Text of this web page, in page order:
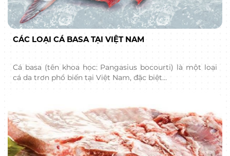
CÁC LOẠI CÁ BASA TẠI VIỆT NAM
Cá basa (tên khoa học: Pangasius bocourti) là một loại
cá da trơn phổ biến tại Việt Nam, đặc biệt…